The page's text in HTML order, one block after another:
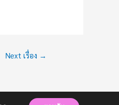
Next เรื่อง →